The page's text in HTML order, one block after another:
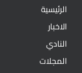
الرئيسية
الاخبار
النادي
المجلات